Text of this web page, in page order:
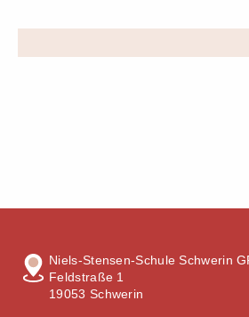
Niels-Stensen-Schule Schwerin
Feldstraße 1
19053 Schwerin